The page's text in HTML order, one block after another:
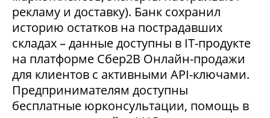
рекламу и доставку). Банк сохранил
историю остатков на пострадавших
складах – данные доступны в IT-продукте
на платформе Сбер2В Онлайн-продажи
для клиентов с активными API-ключами.
Предпринимателям доступны
бесплатные юрконсультации, помощь в